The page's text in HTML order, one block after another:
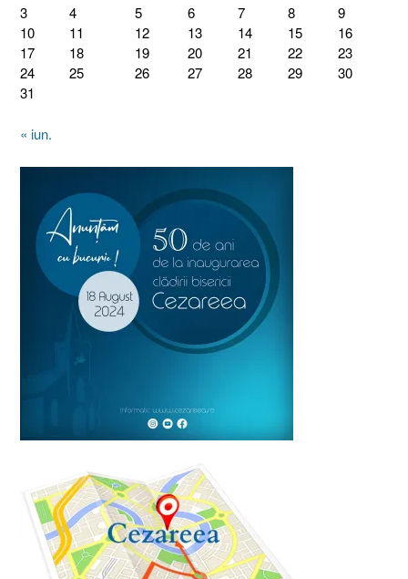
3
4 5 6 7 8
9
10
11 12 13 14 15
16
17
18 19 20 21 22
23
24
25 26 27 28 29
30
31
« iun.